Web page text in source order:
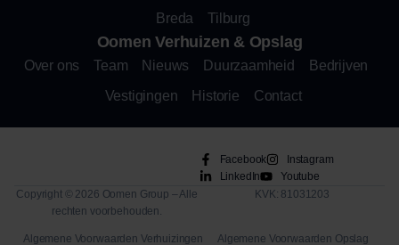
Breda
Tilburg
Oomen Verhuizen & Opslag
Over ons Team Nieuws Duurzaamheid
Bedrijven
Vestigingen
Historie Contact
Facebook
Instagram
LinkedIn
Youtube
Copyright © 2026 Oomen Group – Alle
rechten voorbehouden.
KVK: 81031203
Algemene Voorwaarden Verhuizingen Algemene Voorwaarden Opslag